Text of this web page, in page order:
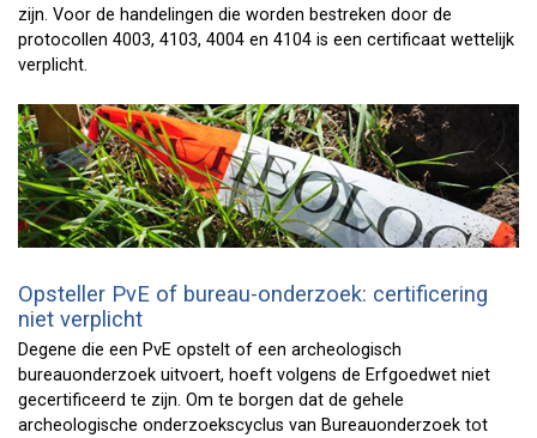
zijn. Voor de handelingen die worden bestreken door de
protocollen 4003, 4103, 4004 en 4104 is een certificaat wettelijk
verplicht.
Opsteller PvE of bureau-onderzoek: certificering
niet verplicht
Degene die een PvE opstelt of een archeologisch
bureauonderzoek uitvoert, hoeft volgens de Erfgoedwet niet
gecertificeerd te zijn. Om te borgen dat de gehele
archeologische onderzoekscyclus van Bureauonderzoek tot